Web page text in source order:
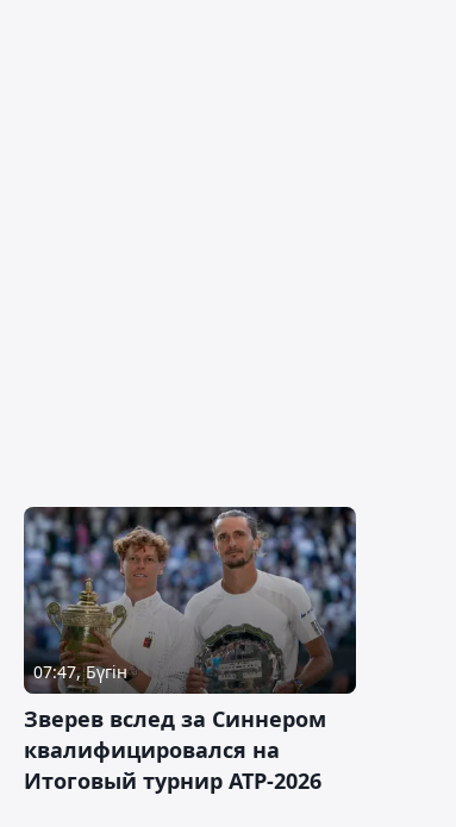
07:47, Бүгін
Зверев вслед за Синнером
квалифицировался на
Итоговый турнир ATP-2026